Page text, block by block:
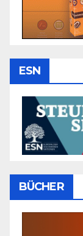
ESN
BÜCHER